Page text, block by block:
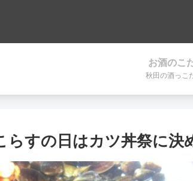
お酒のこ
秋田の酒っこ
らすの日はカツ丼祭に決